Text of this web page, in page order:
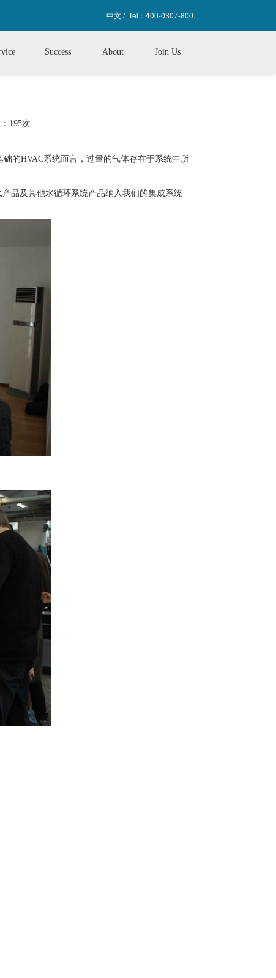
Tel：400-0307-800.
中文 /
Success About Join Us
位置： >中创简介 国际合作
195次
的HVAC系统而言，过量的气体存在于系统中所
品及其他水循环系统产品纳入我们的集成系统